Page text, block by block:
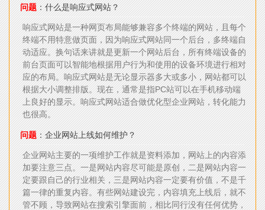
问题：什么是响应式网站？
响应式网站是一种网页布局能够兼容多个终端的网站，且每个
终端不用特意做页面，因为响应式网站同一个后台，多终端自
动适应。换句话来讲就是更新一个网站后台，所有终端设备的
前台页面可以智能地根据用户行为和使用的设备环境进行相对
应的布局。响应式网站是无论显示器多大或多小，网站都可以
根据大小调整排版。现在，通常是指PC站可以在手机移动端
上良好的显示。响应式网站适合做优化型企业网站，转化能力
也很高。
问题：企业网站上线如何维护？
企业网站主要的一项维护工作就是资料添加，网站上的内容添
加要注意三点。一是网站内容尽可能是原创，二是网站内容一
定要跟自己的行业相关，三是网站内容一定要有价值，不是千
篇一律的重复内容。有些网站建设完，内容填充上线后，就不
管不顾，导致网站在搜索引擎面前，相比同行没有任何优势，